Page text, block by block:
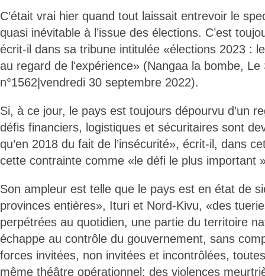
C’était vrai hier quand tout laissait entrevoir le
quasi inévitable à l’issue des élections. C’est
écrit-il dans sa tribune intitulée «élections 2023 :
au regard de l'expérience» (Nangaa la bombe,
n°1562|vendredi 30 septembre 2022).
Si, à ce jour, le pays est toujours dépourvu d’un
défis financiers, logistiques et sécuritaires sont
qu’en 2018 du fait de l’insécurité», écrit-il, dans
cette contrainte comme «le défi le plus important
Son ampleur est telle que le pays est en état de
provinces entières», Ituri et Nord-Kivu, «des
perpétrées au quotidien, une partie du territoire
échappe au contrôle du gouvernement, sans
forces invitées, non invitées et incontrôlées,
même théâtre opérationnel; des violences